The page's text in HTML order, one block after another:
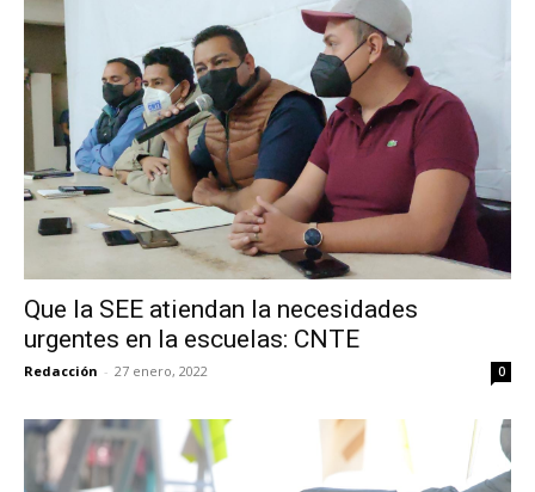
Que la SEE atiendan la necesidades
urgentes en la escuelas: CNTE
Redacción - 27 enero, 2022 0